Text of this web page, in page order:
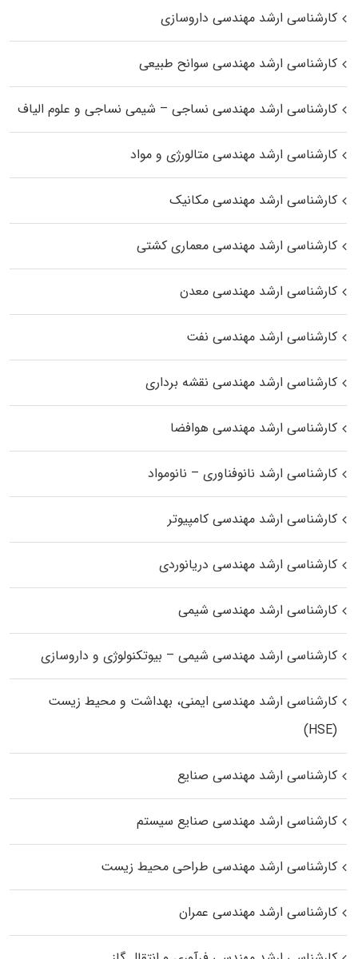
کارشناسی ارشد مهندسی داروسازی
کارشناسی ارشد مهندسی سوانح طبیعی
کارشناسی ارشد مهندسی نساجی – شیمی نساجی و علوم الیاف
کارشناسی ارشد مهندسی متالورژی و مواد
کارشناسی ارشد مهندسی مکانیک
کارشناسی ارشد مهندسی معماری کشتی
کارشناسی ارشد مهندسی معدن
کارشناسی ارشد مهندسی نفت
کارشناسی ارشد مهندسی نقشه برداری
کارشناسی ارشد مهندسی هوافضا
کارشناسی ارشد نانوفناوری – نانومواد
کارشناسی ارشد مهندسی کامپیوتر
کارشناسی ارشد مهندسی دریانوردی
کارشناسی ارشد مهندسی شیمی
کارشناسی ارشد مهندسی شیمی – بیوتکنولوژی و داروسازی
کارشناسی ارشد مهندسی ایمنی، بهداشت و محیط زیست
(HSE)
کارشناسی ارشد مهندسی صنایع
کارشناسی ارشد مهندسی صنایع سیستم
کارشناسی ارشد مهندسی طراحی محیط زیست
کارشناسی ارشد مهندسی عمران